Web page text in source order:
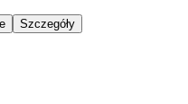
Szczegóły